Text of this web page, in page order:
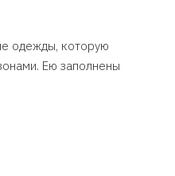
одежды, которую
Ею заполнены